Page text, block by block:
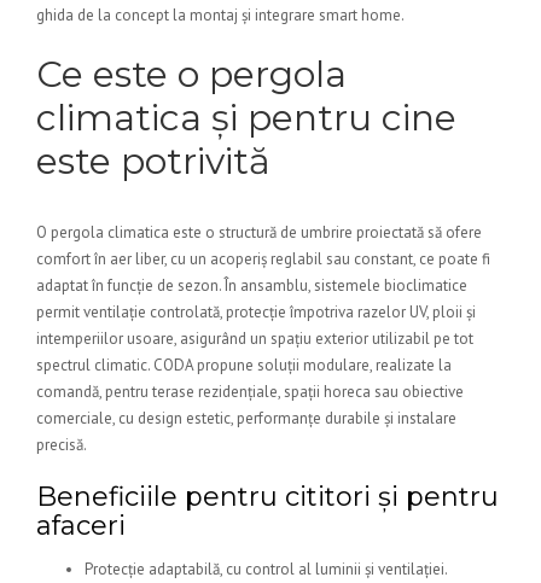
ghida de la concept la montaj și integrare smart home.
Ce este o pergola
climatica și pentru cine
este potrivită
O pergola climatica este o structură de umbrire proiectată să ofere
comfort în aer liber, cu un acoperiș reglabil sau constant, ce poate fi
adaptat în funcție de sezon. În ansamblu, sistemele bioclimatice
permit ventilație controlată, protecție împotriva razelor UV, ploii și
intemperiilor usoare, asigurând un spațiu exterior utilizabil pe tot
spectrul climatic. CODA propune soluții modulare, realizate la
comandă, pentru terase rezidențiale, spații horeca sau obiective
comerciale, cu design estetic, performanțe durabile și instalare
precisă.
Beneficiile pentru cititori și pentru
afaceri
Protecție adaptabilă, cu control al luminii și ventilației.